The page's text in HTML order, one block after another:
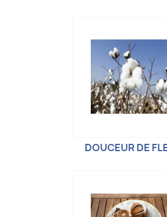
DOUCEUR DE